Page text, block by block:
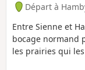
Départ à
Entre Sienne et
bocage normand
les prairies qui